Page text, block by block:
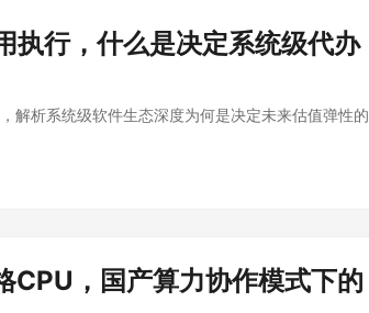
执行，什么是决定系统级代办
解析系统级软件生态深度为何是决定未来估值弹性的
CPU，国产算力协作模式下的